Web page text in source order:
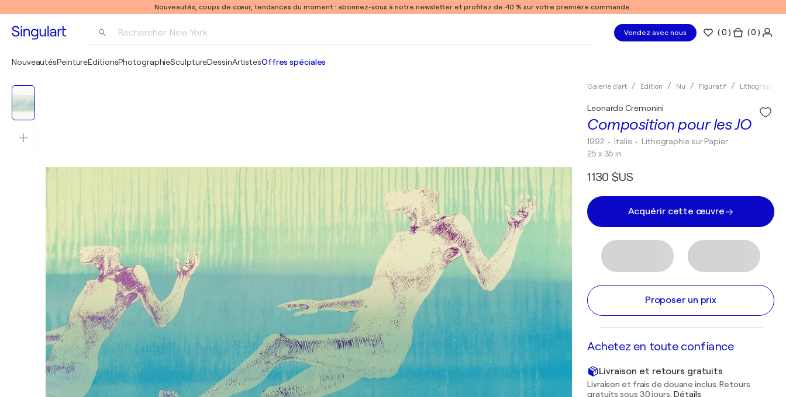
Nouveautés, coups de cœur, tendances du moment : abonnez-vous à notre newsletter et profitez de -10 % sur votre première commande.
Rechercher New York Vendez avec nous (0 ) ( 0 )
NouveautésPeintureÉditionsPhotographieSculptureDessinArtistesOffres spéciales
Galerie d'art Édition Nu Figuratif Lithographie
Composition pour les JO
Leonardo Cremonini
1992 • Italie • Lithographie sur Papier
25 x 35 in
1 130 $US
Acquérir cette œuvre
Proposer un prix
Achetez en toute confiance
Livraison et retours gratuits
Livraison et frais de douane inclus. Retours
gratuits sous 30 jours. Détails